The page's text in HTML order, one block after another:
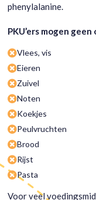
phenylalanine.
PKU’ers mogen
Vlees, vis
Eieren
Zuivel
Noten
Koekjes
Peulvruchten
Brood
Rijst
Pasta
Voor veel